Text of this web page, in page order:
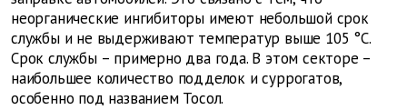
неорганические ингибиторы имеют небольшой срок
службы и не выдерживают температур выше 105 °C.
Срок службы – примерно два года. В этом секторе –
наибольшее количество подделок и суррогатов,
особенно под названием Тосол.